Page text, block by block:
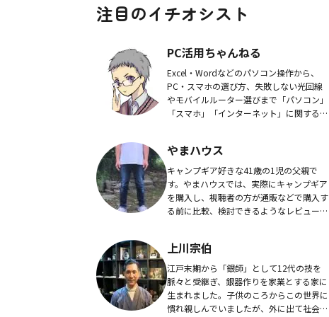
注目のイチオシスト
PC活用ちゃんねる
Excel・Wordなどのパソコン操作から、
PC・スマホの選び方、失敗しない光回線
やモバイルルーター選びまで「パソコン」
「スマホ」「インターネット」に関する疑
やまハウス
キャンプギア好きな41歳の1児の父親で
す。やまハウスでは、実際にキャンプギア
を購入し、視聴者の方が通販などで購入す
る前に比較、検討できるようなレビュー動
上川宗伯
江戸末期から「銀師」として12代の技を
脈々と受継ぎ、銀器作りを家業とする家に
生まれました。子供のころからこの世界に
慣れ親しんでいましたが、外に出て社会勉